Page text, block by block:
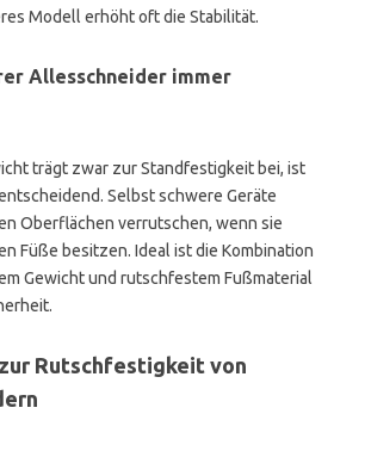
Modell erhöht oft die Stabilität.
Allesschneider immer
trägt zwar zur Standfestigkeit bei, ist
Selbst schwere Geräte
Oberflächen verrutschen, wenn sie
Füße besitzen. Ideal ist die Kombination
Gewicht und rutschfestem Fußmaterial
Rutschfestigkeit von